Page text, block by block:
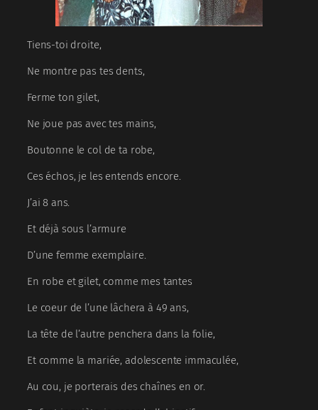
Tiens-toi droite,
Ne montre pas tes dents,
Ferme ton gilet,
Ne joue pas avec tes mains,
Boutonne le col de ta robe,
Ces échos, je les entends encore.
J’ai 8 ans.
Et déjà sous l’armure
D’une femme exemplaire.
En robe et gilet, comme mes tantes
Le coeur de l’une lâchera à 49 ans,
La tête de l’autre penchera dans la folie,
Et comme la mariée, adolescente immaculée,
Au cou, je porterais des chaînes en or.